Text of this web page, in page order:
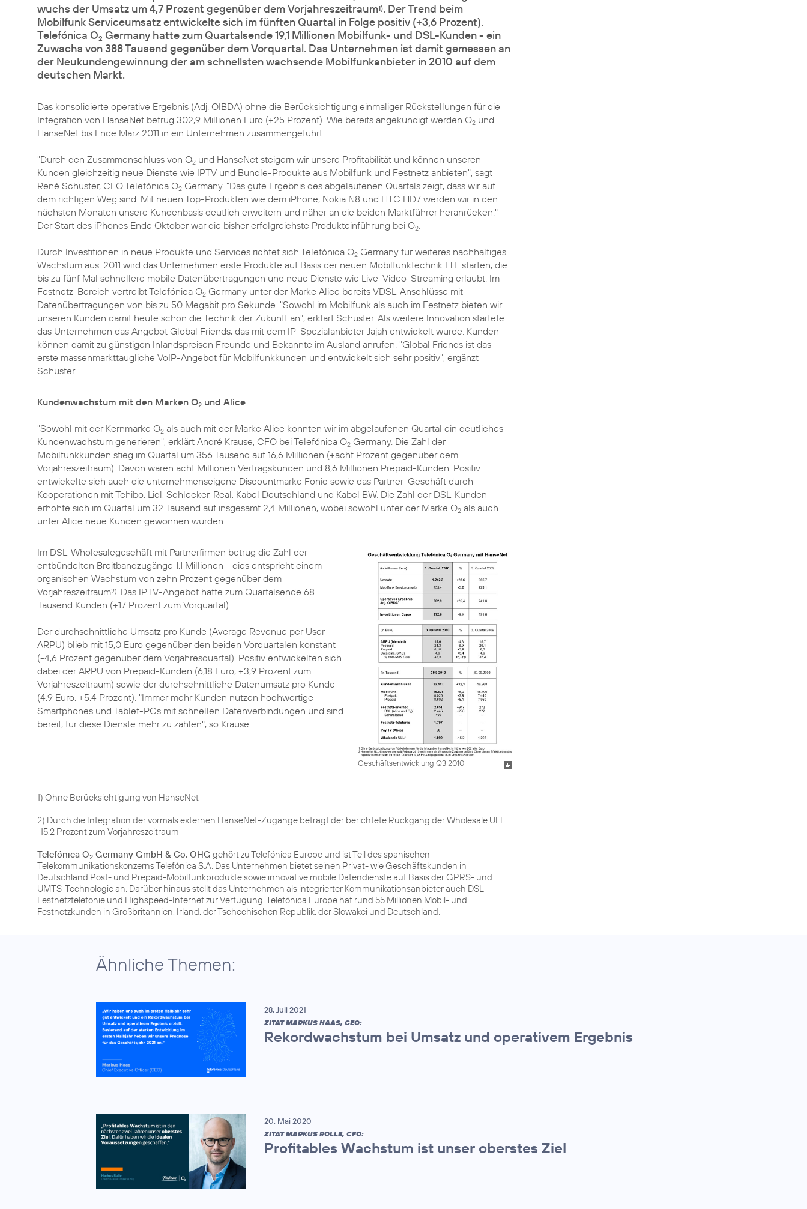
wuchs der Umsatz um 4,7 Prozent gegenüber dem Vorjahreszeitraum1). Der Trend beim
Mobilfunk Serviceumsatz entwickelte sich im fünften Quartal in Folge positiv (+3,6 Prozent).
Telefónica O2 Germany hatte zum Quartalsende 19,1 Millionen Mobilfunk- und DSL-Kunden - ein
Zuwachs von 388 Tausend gegenüber dem Vorquartal. Das Unternehmen ist damit gemessen an
der Neukundengewinnung der am schnellsten wachsende Mobilfunkanbieter in 2010 auf dem
deutschen Markt.
Das konsolidierte operative Ergebnis (Adj. OIBDA) ohne die Berücksichtigung einmaliger Rückstellungen für die
Integration von HanseNet betrug 302,9 Millionen Euro (+25 Prozent). Wie bereits angekündigt werden O2 und
HanseNet bis Ende März 2011 in ein Unternehmen zusammengeführt.
"Durch den Zusammenschluss von O2 und HanseNet steigern wir unsere Profitabilität und können unseren
Kunden gleichzeitig neue Dienste wie IPTV und Bundle-Produkte aus Mobilfunk und Festnetz anbieten", sagt
René Schuster, CEO Telefónica O2 Germany. "Das gute Ergebnis des abgelaufenen Quartals zeigt, dass wir auf
dem richtigen Weg sind. Mit neuen Top-Produkten wie dem iPhone, Nokia N8 und HTC HD7 werden wir in den
nächsten Monaten unsere Kundenbasis deutlich erweitern und näher an die beiden Marktführer heranrücken."
Der Start des iPhones Ende Oktober war die bisher erfolgreichste Produkteinführung bei O2.
Durch Investitionen in neue Produkte und Services richtet sich Telefónica O2 Germany für weiteres nachhaltiges
Wachstum aus. 2011 wird das Unternehmen erste Produkte auf Basis der neuen Mobilfunktechnik LTE starten, die
bis zu fünf Mal schnellere mobile Datenübertragungen und neue Dienste wie Live-Video-Streaming erlaubt. Im
Festnetz-Bereich vertreibt Telefónica O2 Germany unter der Marke Alice bereits VDSL-Anschlüsse mit
Datenübertragungen von bis zu 50 Megabit pro Sekunde. "Sowohl im Mobilfunk als auch im Festnetz bieten wir
unseren Kunden damit heute schon die Technik der Zukunft an", erklärt Schuster. Als weitere Innovation startete
das Unternehmen das Angebot Global Friends, das mit dem IP-Spezialanbieter Jajah entwickelt wurde. Kunden
können damit zu günstigen Inlandspreisen Freunde und Bekannte im Ausland anrufen. "Global Friends ist das
erste massenmarkttaugliche VoIP-Angebot für Mobilfunkkunden und entwickelt sich sehr positiv", ergänzt
Schuster.
Kundenwachstum mit den Marken O2 und Alice
"Sowohl mit der Kernmarke O2 als auch mit der Marke Alice konnten wir im abgelaufenen Quartal ein deutliches
Kundenwachstum generieren", erklärt André Krause, CFO bei Telefónica O2 Germany. Die Zahl der
Mobilfunkkunden stieg im Quartal um 356 Tausend auf 16,6 Millionen (+acht Prozent gegenüber dem
Vorjahreszeitraum). Davon waren acht Millionen Vertragskunden und 8,6 Millionen Prepaid-Kunden. Positiv
entwickelte sich auch die unternehmenseigene Discountmarke Fonic sowie das Partner-Geschäft durch
Kooperationen mit Tchibo, Lidl, Schlecker, Real, Kabel Deutschland und Kabel BW. Die Zahl der DSL-Kunden
erhöhte sich im Quartal um 32 Tausend auf insgesamt 2,4 Millionen, wobei sowohl unter der Marke O2 als auch
unter Alice neue Kunden gewonnen wurden.
Geschäftsentwicklung Q3 2010
Im DSL-Wholesalegeschäft mit Partnerfirmen betrug die Zahl der
entbündelten Breitbandzugänge 1,1 Millionen - dies entspricht einem
organischen Wachstum von zehn Prozent gegenüber dem
Vorjahreszeitraum2). Das IPTV-Angebot hatte zum Quartalsende 68
Tausend Kunden (+17 Prozent zum Vorquartal).
Der durchschnittliche Umsatz pro Kunde (Average Revenue per User -
ARPU) blieb mit 15,0 Euro gegenüber den beiden Vorquartalen konstant
(-4,6 Prozent gegenüber dem Vorjahresquartal). Positiv entwickelten sich
dabei der ARPU von Prepaid-Kunden (6,18 Euro, +3,9 Prozent zum
Vorjahreszeitraum) sowie der durchschnittliche Datenumsatz pro Kunde
(4,9 Euro, +5,4 Prozent). "Immer mehr Kunden nutzen hochwertige
Smartphones und Tablet-PCs mit schnellen Datenverbindungen und sind
bereit, für diese Dienste mehr zu zahlen", so Krause.
1) Ohne Berücksichtigung von HanseNet
2) Durch die Integration der vormals externen HanseNet-Zugänge beträgt der berichtete Rückgang der Wholesale ULL
-15,2 Prozent zum Vorjahreszeitraum
Telefónica O2 Germany GmbH & Co. OHG gehört zu Telefónica Europe und ist Teil des spanischen
Telekommunikationskonzerns Telefónica S.A. Das Unternehmen bietet seinen Privat- wie Geschäftskunden in
Deutschland Post- und Prepaid-Mobilfunkprodukte sowie innovative mobile Datendienste auf Basis der GPRS- und
UMTS-Technologie an. Darüber hinaus stellt das Unternehmen als integrierter Kommunikationsanbieter auch DSL-
Festnetztelefonie und Highspeed-Internet zur Verfügung. Telefónica Europe hat rund 55 Millionen Mobil- und
Festnetzkunden in Großbritannien, Irland, der Tschechischen Republik, der Slowakei und Deutschland.
Ähnliche Themen:
28. Juli 2021
ZITAT MARKUS HAAS, CEO:
Rekordwachstum bei Umsatz und operativem Ergebnis
20. Mai 2020
ZITAT MARKUS ROLLE, CFO:
Profitables Wachstum ist unser oberstes Ziel